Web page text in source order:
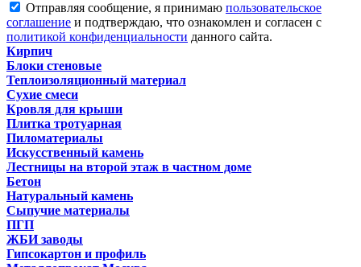
Отправляя сообщение, я принимаю пользовательское
соглашение и подтверждаю, что ознакомлен и согласен с
политикой конфиденциальности данного сайта.
Кирпич
Блоки стеновые
Теплоизоляционный материал
Сухие смеси
Кровля для крыши
Плитка тротуарная
Пиломатериалы
Искусственный камень
Лестницы на второй этаж в частном доме
Бетон
Натуральный камень
Сыпучие материалы
ПГП
ЖБИ заводы
Гипсокартон и профиль